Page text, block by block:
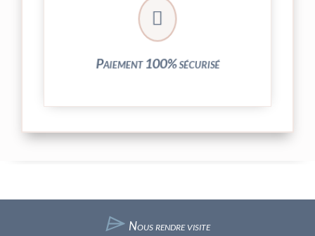

Paiement 100% sécurisé
Vos transactions par carte bancaire sont
entièrement sécurisées grâce au système
crypté de notre partenaire PayPlug.
⌲ Nous rendre visite